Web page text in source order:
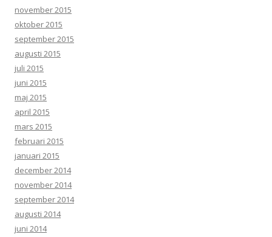
november 2015
oktober 2015
september 2015
augusti 2015
juli 2015
juni 2015
maj 2015
april 2015
mars 2015
februari 2015
januari 2015
december 2014
november 2014
september 2014
augusti 2014
juni 2014